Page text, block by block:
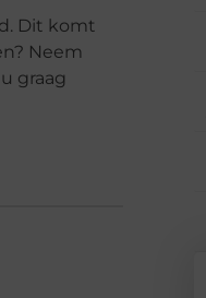
Dit komt
Neem
graag